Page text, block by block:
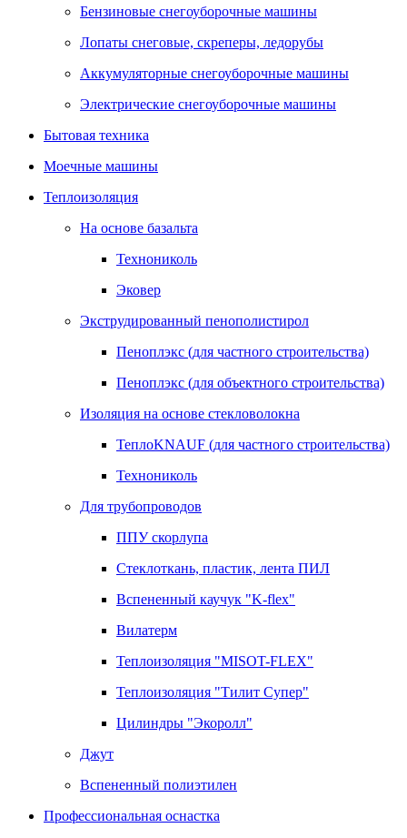
Бензиновые снегоуборочные машины
Лопаты снеговые, скреперы, ледорубы
Аккумуляторные снегоуборочные машины
Электрические снегоуборочные машины
Бытовая техника
Моечные машины
Теплоизоляция
На основе базальта
Технониколь
Эковер
Экструдированный пенополистирол
Пеноплэкс (для частного строительства)
Пеноплэкс (для объектного строительства)
Изоляция на основе стекловолокна
ТеплоKNAUF (для частного строительства)
Технониколь
Для трубопроводов
ППУ скорлупа
Стеклоткань, пластик, лента ПИЛ
Вспененный каучук "K-flex"
Вилатерм
Теплоизоляция "MISOT-FLEX"
Теплоизоляция "Тилит Супер"
Цилиндры "Экоролл"
Джут
Вспененный полиэтилен
Профессиональная оснастка